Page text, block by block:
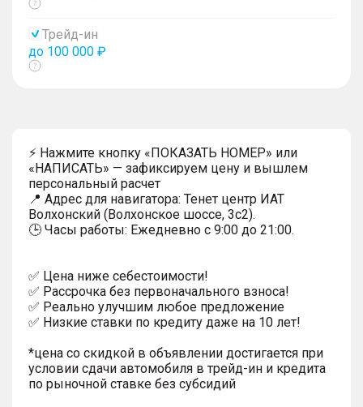
Показать
Трейд-ин
до 100 000 ₽
Показать
⚡ Нажмите кнопку «ПОКАЗАТЬ НОМЕР» или
«НАПИСАТЬ» — зафиксируем цену и вышлем
персональный расчет
📍 Адрес для навигатора: Тенет центр ИАТ
Волхонский (Волхонское шоссе, 3с2).
🕒 Часы работы: Ежедневно с 9:00 до 21:00.
✅ Цена ниже себестоимости!
✅ Рассрочка без первоначального взноса!
✅ Реально улучшим любое предложение
✅ Низкие ставки по кредиту даже на 10 лет!
*цена со скидкой в объявлении достигается при
условии сдачи автомобиля в трейд-ин и кредита
по рыночной ставке без субсидий